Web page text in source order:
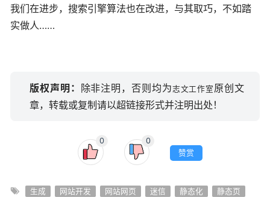
我们在进步，搜索引擎算法也在改进，与其取巧，不如踏
实做人……
版权声明： 除非注明，否则均为志文工作室 原创文
章，转载或复制请以超链接形式并注明出处！
0
0
赞赏
生成 网站开发 网站网页 迷信 静态化 静态页